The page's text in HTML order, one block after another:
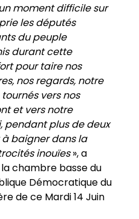
moment difficile sur
les députés
du peuple
durant cette
pour taire nos
nos regards, notre
vers nos
et vers notre
pendant plus de deux
baigner dans la
inouïes», a
chambre basse du
Démocratique du
de ce Mardi 14 Juin